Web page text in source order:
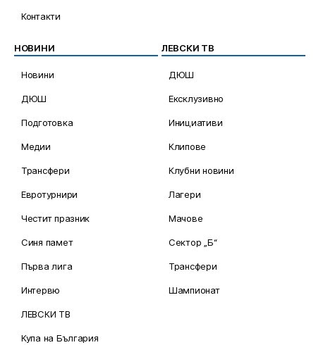
Контакти
НОВИНИ
Новини
ДЮШ
Подготовка
Медии
Трансфери
Евротурнири
Честит празник
Синя памет
Първа лига
Интервю
ЛЕВСКИ ТВ
Купа на България
ЛЕВСКИ ТВ
ДЮШ
Ексклузивно
Инициативи
Клипове
Клубни новини
Лагери
Мачове
Сектор „Б“
Трансфери
Шампионат